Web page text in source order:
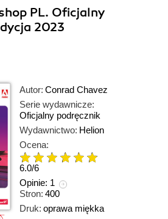
PL. Oficjalny
2023
Autor: Conrad Chavez
Serie wydawnicze:
Oficjalny podręcznik
Wydawnictwo: Helion
Ocena:
6.0/6
Opinie: 1
Stron: 400
Druk: oprawa miękka